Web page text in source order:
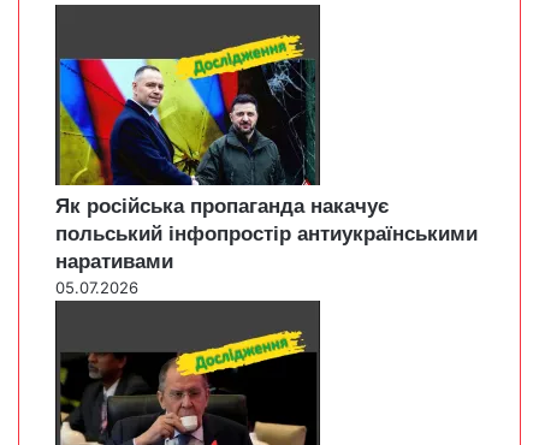
Як російська пропаганда накачує
польський інфопростір антиукраїнськими
наративами
05.07.2026